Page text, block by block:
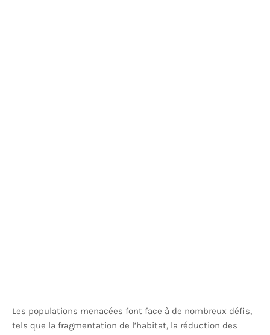
Les populations menacées font face à de nombreux défis,
tels que la fragmentation de l’habitat, la réduction des